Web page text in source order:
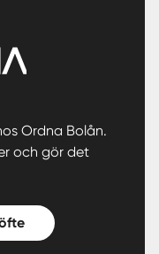
Ordna Bolån.
och gör det